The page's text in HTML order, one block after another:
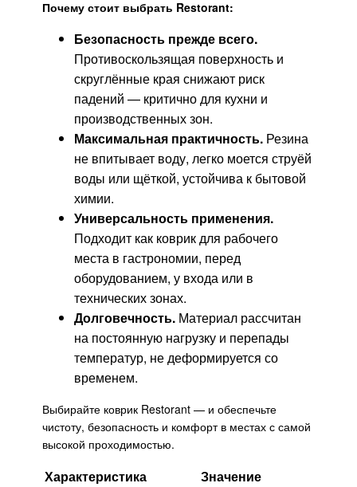
Почему стоит выбрать Restorant:
Безопасность прежде всего.
Противоскользящая поверхность и
скруглённые края снижают риск
падений — критично для кухни и
производственных зон.
Максимальная практичность. Резина
не впитывает воду, легко моется струёй
воды или щёткой, устойчива к бытовой
химии.
Универсальность применения.
Подходит как коврик для рабочего
места в гастрономии, перед
оборудованием, у входа или в
технических зонах.
Долговечность. Материал рассчитан
на постоянную нагрузку и перепады
температур, не деформируется со
временем.
Выбирайте коврик Restorant — и обеспечьте
чистоту, безопасность и комфорт в местах с самой
высокой проходимостью.
Характеристика
Значение